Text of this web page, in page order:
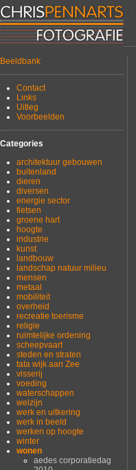
Beeldbank
Contact
Links
Uitleg
Voorbeelden
Categories
architektuur gebouwen
buitenland
dieren
diversen
energie sector
fietsen
groene hart
hoogte
industrie
kunst
landbouw
landschap natuur milieu
mensen
metaal
mobiliteit
overheid
recreatie toerisme
religie
ruimtelijke ordening
scheepvaart
steden en straten
tata wijk aan Zee
visserij
voeding
waterschappen
welzijn
werk en uitkering
werk in beeld
werken op hoogte
winter
wonen
aedes corporatiedag